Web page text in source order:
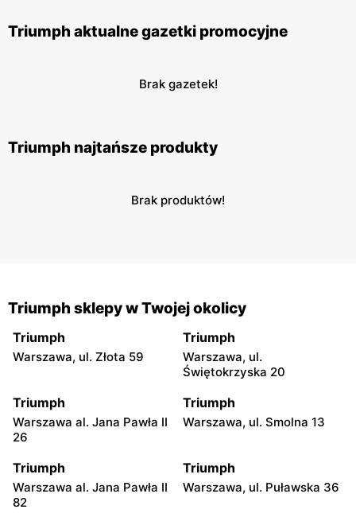
Triumph aktualne gazetki promocyjne
Brak gazetek!
Triumph najtańsze produkty
Brak produktów!
Triumph sklepy w Twojej okolicy
Triumph
Warszawa, ul. Złota 59
Triumph
Warszawa, ul.
Świętokrzyska 20
Triumph
Warszawa al. Jana Pawła II
26
Triumph
Warszawa, ul. Smolna 13
Triumph
Warszawa al. Jana Pawła II
82
Triumph
Warszawa, ul. Puławska 36